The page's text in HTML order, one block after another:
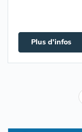
Plus d'infos